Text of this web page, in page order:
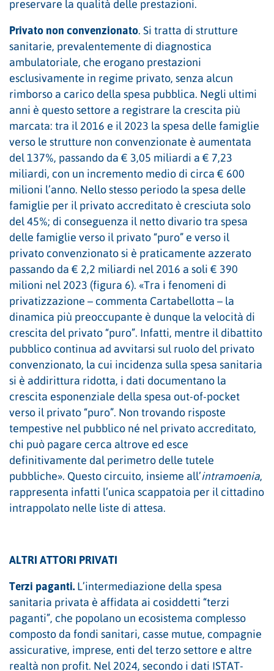
preservare la qualità delle prestazioni.
Privato non convenzionato. Si tratta di strutture
sanitarie, prevalentemente di diagnostica
ambulatoriale, che erogano prestazioni
esclusivamente in regime privato, senza alcun
rimborso a carico della spesa pubblica. Negli ultimi
anni è questo settore a registrare la crescita più
marcata: tra il 2016 e il 2023 la spesa delle famiglie
verso le strutture non convenzionate è aumentata
del 137%, passando da € 3,05 miliardi a € 7,23
miliardi, con un incremento medio di circa € 600
milioni l’anno. Nello stesso periodo la spesa delle
famiglie per il privato accreditato è cresciuta solo
del 45%; di conseguenza il netto divario tra spesa
delle famiglie verso il privato “puro” e verso il
privato convenzionato si è praticamente azzerato
passando da € 2,2 miliardi nel 2016 a soli € 390
milioni nel 2023 (figura 6). «Tra i fenomeni di
privatizzazione – commenta Cartabellotta – la
dinamica più preoccupante è dunque la velocità di
crescita del privato “puro”. Infatti, mentre il dibattito
pubblico continua ad avvitarsi sul ruolo del privato
convenzionato, la cui incidenza sulla spesa sanitaria
si è addirittura ridotta, i dati documentano la
crescita esponenziale della spesa out-of-pocket
verso il privato “puro”. Non trovando risposte
tempestive nel pubblico né nel privato accreditato,
chi può pagare cerca altrove ed esce
definitivamente dal perimetro delle tutele
pubbliche». Questo circuito, insieme all’intramoenia,
rappresenta infatti l’unica scappatoia per il cittadino
intrappolato nelle liste di attesa.
ALTRI ATTORI PRIVATI
Terzi paganti. L’intermediazione della spesa
sanitaria privata è affidata ai cosiddetti “terzi
paganti”, che popolano un ecosistema complesso
composto da fondi sanitari, casse mutue, compagnie
assicurative, imprese, enti del terzo settore e altre
realtà non profit. Nel 2024, secondo i dati ISTAT-